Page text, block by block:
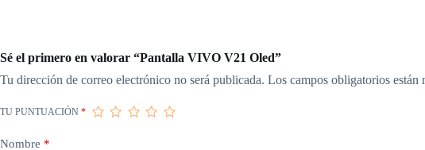
Sé el primero en valorar “Pantalla VIVO V21 Oled”
Tu dirección de correo electrónico no será publicada. Los campos obligatorios están
TU PUNTUACIÓN *
Nombre *